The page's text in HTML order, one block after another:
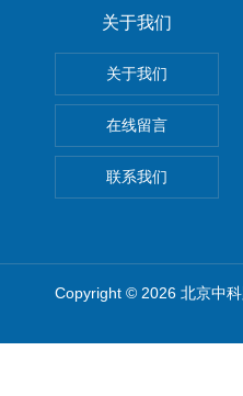
关于我们
关于我们
在线留言
联系我们
Copyright © 2026 北京中